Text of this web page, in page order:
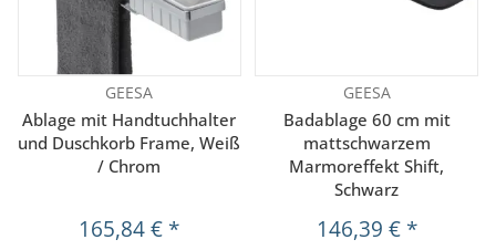
GEESA
Ablage mit Handtuchhalter
und Duschkorb Frame, Weiß
/ Chrom
165,84 € *
GEESA
Badablage 60 cm mit
mattschwarzem
Marmoreffekt Shift,
Schwarz
146,39 € *